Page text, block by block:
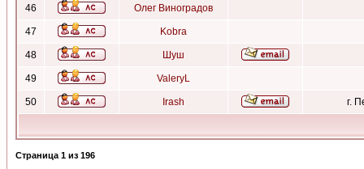
46 Олег Виноградов
47 Kobra
48 Шуш
49 ValeryL
50 Irash г.
Страница 1 из 196